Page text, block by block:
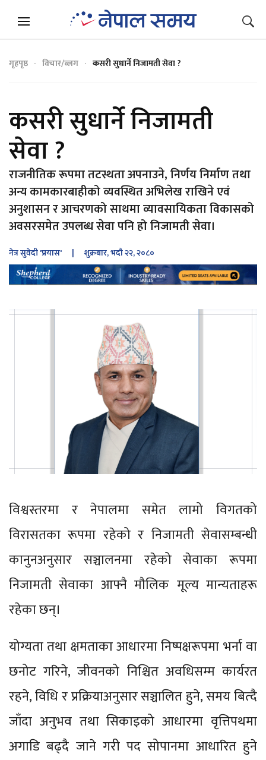
गृहपृष्ठ विचार/ब्लग कसरी सुधार्ने निजामती सेवा ?
कसरी सुधार्ने निजामती
सेवा ?
राजनीतिक रूपमा तटस्थता अपनाउने, निर्णय निर्माण तथा
अन्य कामकारबाहीको व्यवस्थित अभिलेख राखिने एवं
अनुशासन र आचरणको साथमा व्यावसायिकता विकासको
अवसरसमेत उपलब्ध सेवा पनि हो निजामती सेवा।
नेत्र सुवेदी 'प्रयास' | शुक्रबार, भदौ २२, २०८०
विश्वस्तरमा र नेपालमा समेत लामो विगतको
विरासतका रूपमा रहेको र निजामती सेवासम्बन्धी
कानुनअनुसार सञ्चालनमा रहेको सेवाका रूपमा
निजामती सेवाका आफ्नै मौलिक मूल्य मान्यताहरू
रहेका छन्।
योग्यता तथा क्षमताका आधारमा निष्पक्षरूपमा भर्ना वा
छनोट गरिने, जीवनको निश्चित अवधिसम्म कार्यरत
रहने, विधि र प्रक्रियाअनुसार सञ्चालित हुने, समय बित्दै
जाँदा अनुभव तथा सिकाइको आधारमा वृत्तिपथमा
अगाडि बढ्दै जाने गरी पद सोपानमा आधारित हुने